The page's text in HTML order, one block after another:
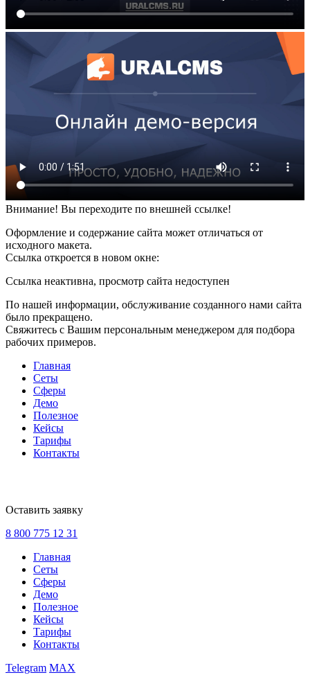
Внимание! Вы переходите по внешней ссылке!
Оформление и содержание сайта может отличаться от
исходного макета.
Ссылка откроется в новом окне:
Ссылка неактивна, просмотр сайта недоступен
По нашей информации, обслуживание созданного нами сайта
было прекращено.
Свяжитесь с Вашим персональным менеджером для подбора
рабочих примеров.
Главная
Сеты
Сферы
Демо
Полезное
Кейсы
Тарифы
Контакты
Оставить заявку
8 800 775 12 31
Главная
Сеты
Сферы
Демо
Полезное
Кейсы
Тарифы
Контакты
Telegram MAX